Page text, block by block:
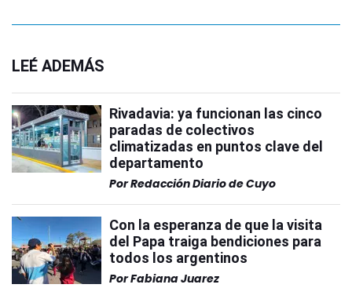
LEÉ ADEMÁS
Rivadavia: ya funcionan las cinco
paradas de colectivos
climatizadas en puntos clave del
departamento
PorRedacción Diario de Cuyo
Con la esperanza de que la visita
del Papa traiga bendiciones para
todos los argentinos
PorFabiana Juarez